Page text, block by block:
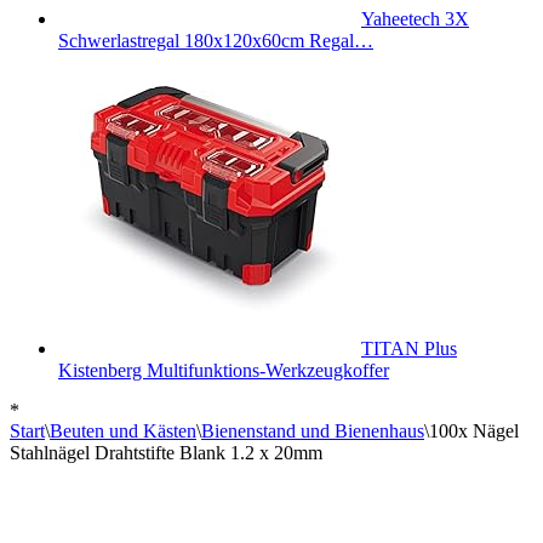
Yaheetech 3X
Schwerlastregal 180x120x60cm Regal…
TITAN Plus
Kistenberg Multifunktions-Werkzeugkoffer
*
Start\Beuten und Kästen\Bienenstand und Bienenhaus\100x Nägel
Stahlnägel Drahtstifte Blank 1.2 x 20mm